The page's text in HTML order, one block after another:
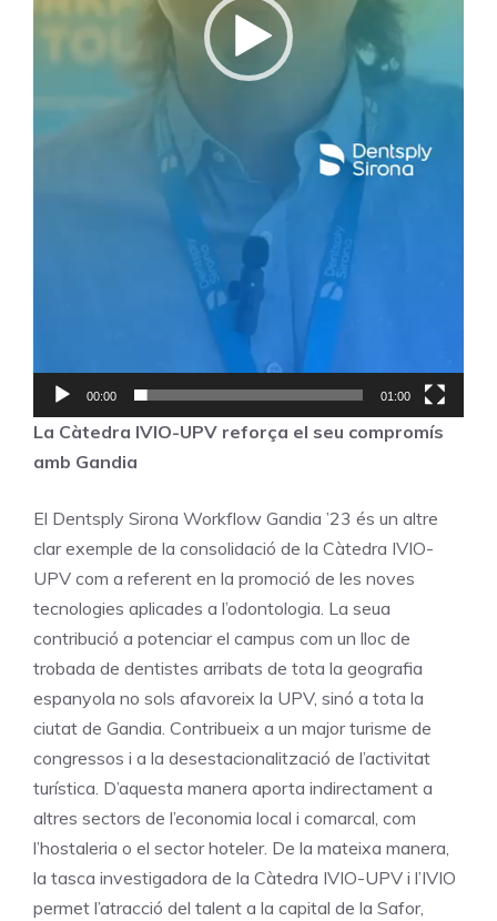
00:00 01:00
La Càtedra IVIO-UPV reforça el seu compromís
amb Gandia
El Dentsply Sirona Workflow Gandia ’23 és un altre
clar exemple de la consolidació de la Càtedra IVIO-
UPV com a referent en la promoció de les noves
tecnologies aplicades a l’odontologia. La seua
contribució a potenciar el campus com un lloc de
trobada de dentistes arribats de tota la geografia
espanyola no sols afavoreix la UPV, sinó a tota la
ciutat de Gandia. Contribueix a un major turisme de
congressos i a la desestacionalització de l’activitat
turística. D’aquesta manera aporta indirectament a
altres sectors de l’economia local i comarcal, com
l’hostaleria o el sector hoteler. De la mateixa manera,
la tasca investigadora de la Càtedra IVIO-UPV i l’IVIO
permet l’atracció del talent a la capital de la Safor,